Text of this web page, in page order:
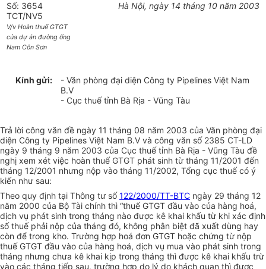
Số: 3654
TCT/NV5
V/v Hoàn thuế GTGT
của dự án đường ống
Nam Côn Sơn
Hà Nội, ngày 14 tháng 10 năm 2003
Kính gửi:
- Văn phòng đại diện Công ty Pipelines Việt Nam
B.V
- Cục thuế tỉnh Bà Rịa - Vũng Tàu
Trả lời công văn đề ngày 11 tháng 08 năm 2003 của Văn phòng đại
diện Công ty Pipelines Việt Nam B.V và công văn số 2385 CT-LD
ngày 9 tháng 9 năm 2003 của Cục thuế tỉnh Bà Rịa - Vũng Tàu đề
nghị xem xét việc hoàn thuế GTGT phát sinh từ tháng 11/2001 đến
tháng 12/2001 nhưng nộp vào tháng 11/2002, Tổng cục thuế có ý
kiến như sau:
Theo quy định tại Thông tư số122/2000/TT-BTC ngày 29 tháng 12
năm 2000 của Bộ Tài chính thì “thuế GTGT đầu vào của hàng hoá,
dịch vụ phát sinh trong tháng nào được kê khai khấu từ khi xác định
số thuế phải nộp của tháng đó, không phân biệt đã xuất dùng hay
còn để trong kho. Trường hợp hoá đơn GTGT hoặc chứng từ nộp
thuế GTGT đầu vào của hàng hoá, dịch vụ mua vào phát sinh trong
tháng nhưng chưa kê khai kịp trong tháng thì được kê khai khấu trừ
vào các tháng tiếp sau, trường hợp do lý do khách quan thì được